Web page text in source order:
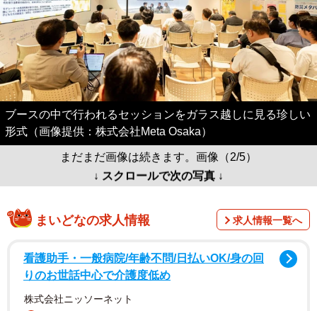
ブースの中で行われるセッションをガラス越しに見る珍しい
形式（画像提供：株式会社Meta Osaka）
まだまだ画像は続きます。画像（2/5）
↓ スクロールで次の写真 ↓
まいどなの求人情報 求人情報一覧へ
看護助手・一般病院/年齢不問/日払いOK/身の回
りのお世話中心で介護度低め
株式会社ニッソーネット